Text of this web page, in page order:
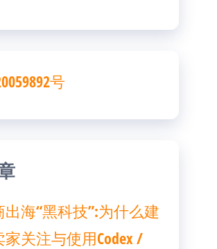
号
海“黑科技”:为什么建
关注与使用Codex /